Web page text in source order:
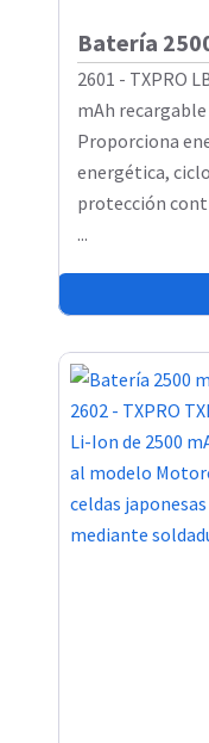
Batería
2601 - TXPRO
mAh recargable
Proporciona
energética,
protección
...